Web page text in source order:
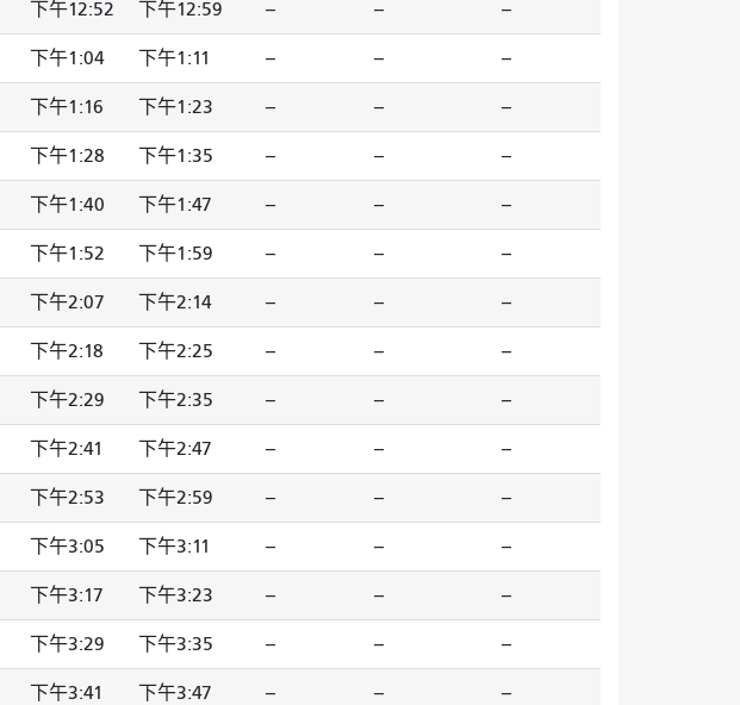
下午12:52 下午12:59 -- -- --
下午1:04 下午1:11 -- -- --
下午1:16 下午1:23 -- -- --
下午1:28 下午1:35 -- -- --
下午1:40 下午1:47 -- -- --
下午1:52 下午1:59 -- -- --
下午2:07 下午2:14 -- -- --
下午2:18 下午2:25 -- -- --
下午2:29 下午2:35 -- -- --
下午2:41 下午2:47 -- -- --
下午2:53 下午2:59 -- -- --
下午3:05 下午3:11 -- -- --
下午3:17 下午3:23 -- -- --
下午3:29 下午3:35 -- -- --
下午3:41 下午3:47 -- -- --